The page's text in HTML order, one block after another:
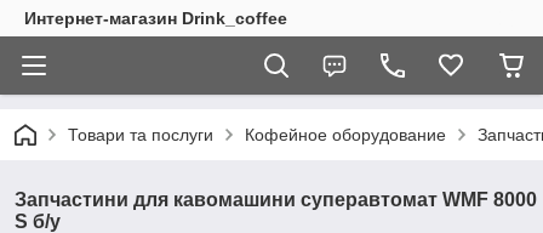
Интернет-магазин Drink_coffee
Товари та послуги Кофейное оборудование
Запчастини для кавомашини суперавтомат WMF 8000
S б/у